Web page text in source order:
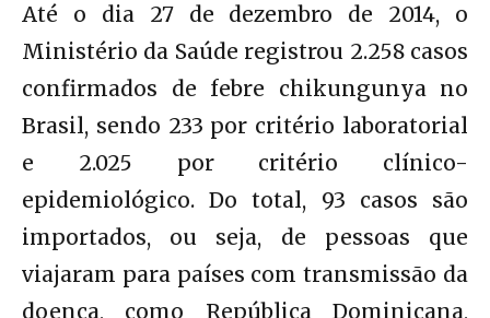
Até o dia 27 de dezembro de 2014, o
Ministério da Saúde registrou 2.258 casos
confirmados de febre chikungunya no
Brasil, sendo 233 por critério laboratorial
e 2.025 por critério clínico-
epidemiológico. Do total, 93 casos são
importados, ou seja, de pessoas que
viajaram para países com transmissão da
doença, como República Dominicana,